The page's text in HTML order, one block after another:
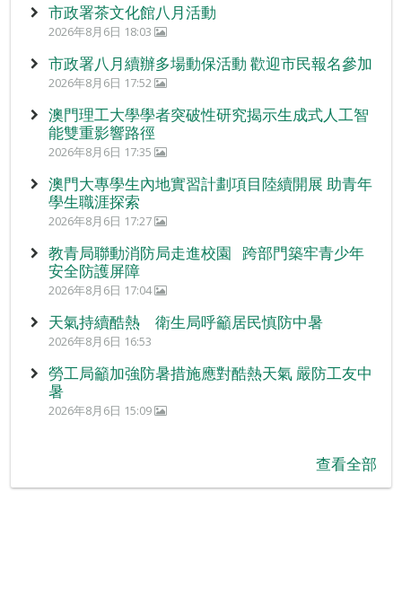
市政署茶文化館八月活動
2026年8月6日 18:03
市政署八月續辦多場動保活動 歡迎市民報名參加
2026年8月6日 17:52
澳門理工大學學者突破性研究揭示生成式人工智
能雙重影響路徑
2026年8月6日 17:35
澳門大專學生內地實習計劃項目陸續開展 助青年
學生職涯探索
2026年8月6日 17:27
教青局聯動消防局走進校園 跨部門築牢青少年
安全防護屏障
2026年8月6日 17:04
天氣持續酷熱 衛生局呼籲居民慎防中暑
2026年8月6日 16:53
勞工局籲加強防暑措施應對酷熱天氣 嚴防工友中
暑
2026年8月6日 15:09
查看全部